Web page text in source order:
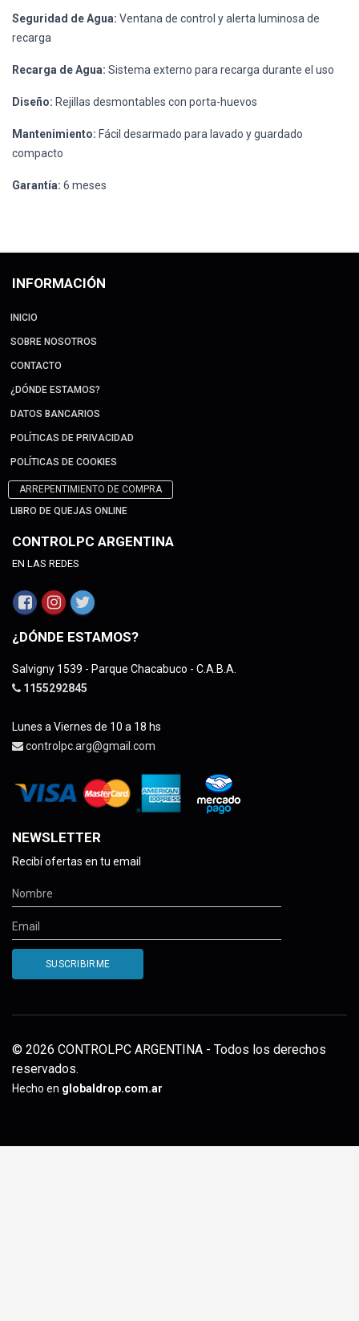
Seguridad de Agua: Ventana de control y alerta luminosa de
recarga
Recarga de Agua: Sistema externo para recarga durante el uso
Diseño: Rejillas desmontables con porta-huevos
Mantenimiento: Fácil desarmado para lavado y guardado
compacto
Garantía: 6 meses
INFORMACIÓN
INICIO
SOBRE NOSOTROS
CONTACTO
¿DÓNDE ESTAMOS?
DATOS BANCARIOS
POLÍTICAS DE PRIVACIDAD
POLÍTICAS DE COOKIES
ARREPENTIMIENTO DE COMPRA
LIBRO DE QUEJAS ONLINE
CONTROLPC ARGENTINA
EN LAS REDES
¿DÓNDE ESTAMOS?
Salvigny 1539 - Parque Chacabuco - C.A.B.A.
1155292845
Lunes a Viernes de 10 a 18 hs
controlpc.arg@gmail.com
NEWSLETTER
Recibí ofertas en tu email
© 2026 CONTROLPC ARGENTINA - Todos los derechos
reservados.
Hecho en globaldrop.com.ar